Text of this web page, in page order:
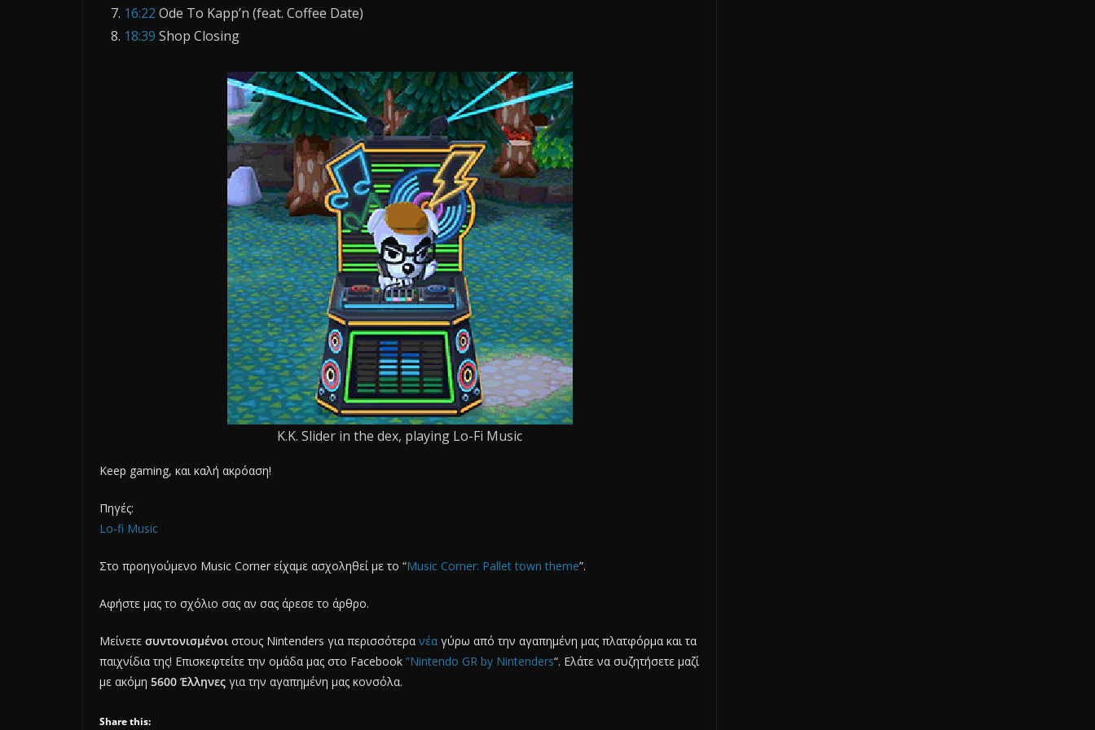
16:22 Ode To Kapp’n (feat. Coffee Date)
18:39 Shop Closing
K.K. Slider in the dex, playing Lo-Fi Music
Keep gaming, και καλή ακρόαση!
Πηγές:
Lo-fi Music
Στο προηγούμενο Music Corner είχαμε ασχοληθεί με το “Music Corner: Pallet town theme”.
Αφήστε μας το σχόλιο σας αν σας άρεσε το άρθρο.
Μείνετε συντονισμένοι στους Nintenders για περισσότερα νέα γύρω από την αγαπημένη μας πλατφόρμα και τα
παιχνίδια της! Επισκεφτείτε την ομάδα μας στο Facebook ”Nintendo GR by Nintenders“. Ελάτε να συζητήσετε μαζί
με ακόμη 5600 Έλληνες για την αγαπημένη μας κονσόλα.
Share this: